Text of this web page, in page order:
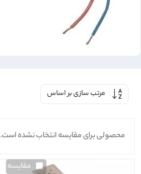
مرتب سازی بر اساس
محصولی برای مقایسه انتخاب نشده است.
مقایسه